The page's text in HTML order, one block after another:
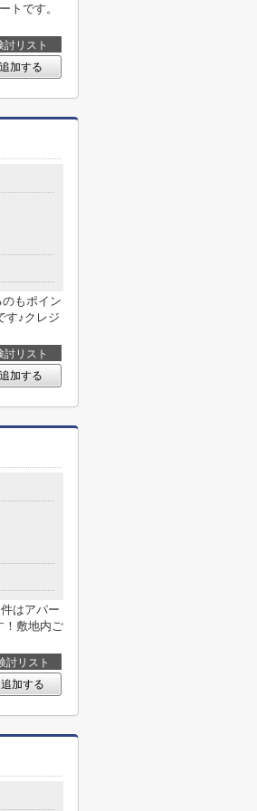
トです。
討リスト
追加する
もポイン
す♪クレジ
討リスト
追加する
はアパー
！敷地内ご
討リスト
追加する